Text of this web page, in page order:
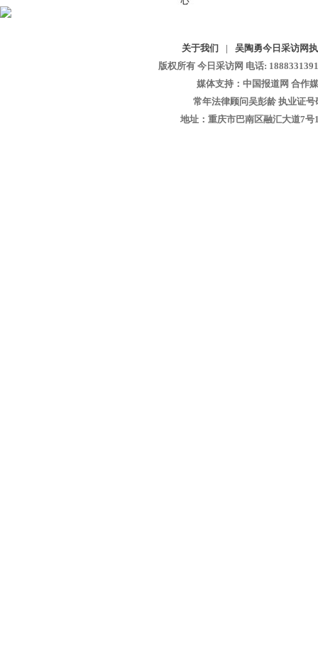
关于我们 |
吴陶勇今日采访网
版权所有 今日采访网 电话:
媒体支持：中国报道网 合作
常年法律顾问吴彭龄 执业证
地址：重庆市巴南区融汇大道7号